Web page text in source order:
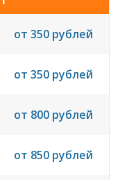
от 350 рублей
от 350 рублей
от 800 рублей
от 850 рублей